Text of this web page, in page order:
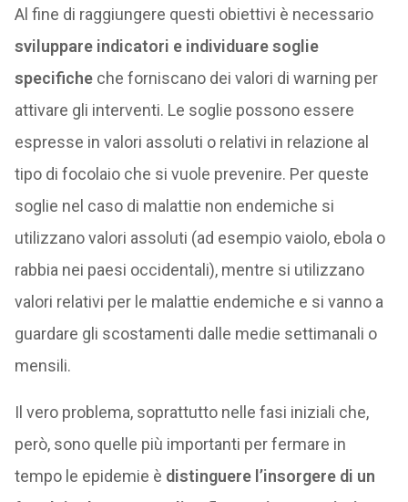
Al fine di raggiungere questi obiettivi è necessario
sviluppare indicatori e individuare soglie
specificheche forniscano dei valori di warning per
attivare gli interventi. Le soglie possono essere
espresse in valori assoluti o relativi in relazione al
tipo di focolaio che si vuole prevenire. Per queste
soglie nel caso di malattie non endemiche si
utilizzano valori assoluti (ad esempio vaiolo, ebola o
rabbia nei paesi occidentali), mentre si utilizzano
valori relativi per le malattie endemiche e si vanno a
guardare gli scostamenti dalle medie settimanali o
mensili.
Il vero problema, soprattutto nelle fasi iniziali che,
però, sono quelle più importanti per fermare in
tempo le epidemie è distinguere l’insorgere di un